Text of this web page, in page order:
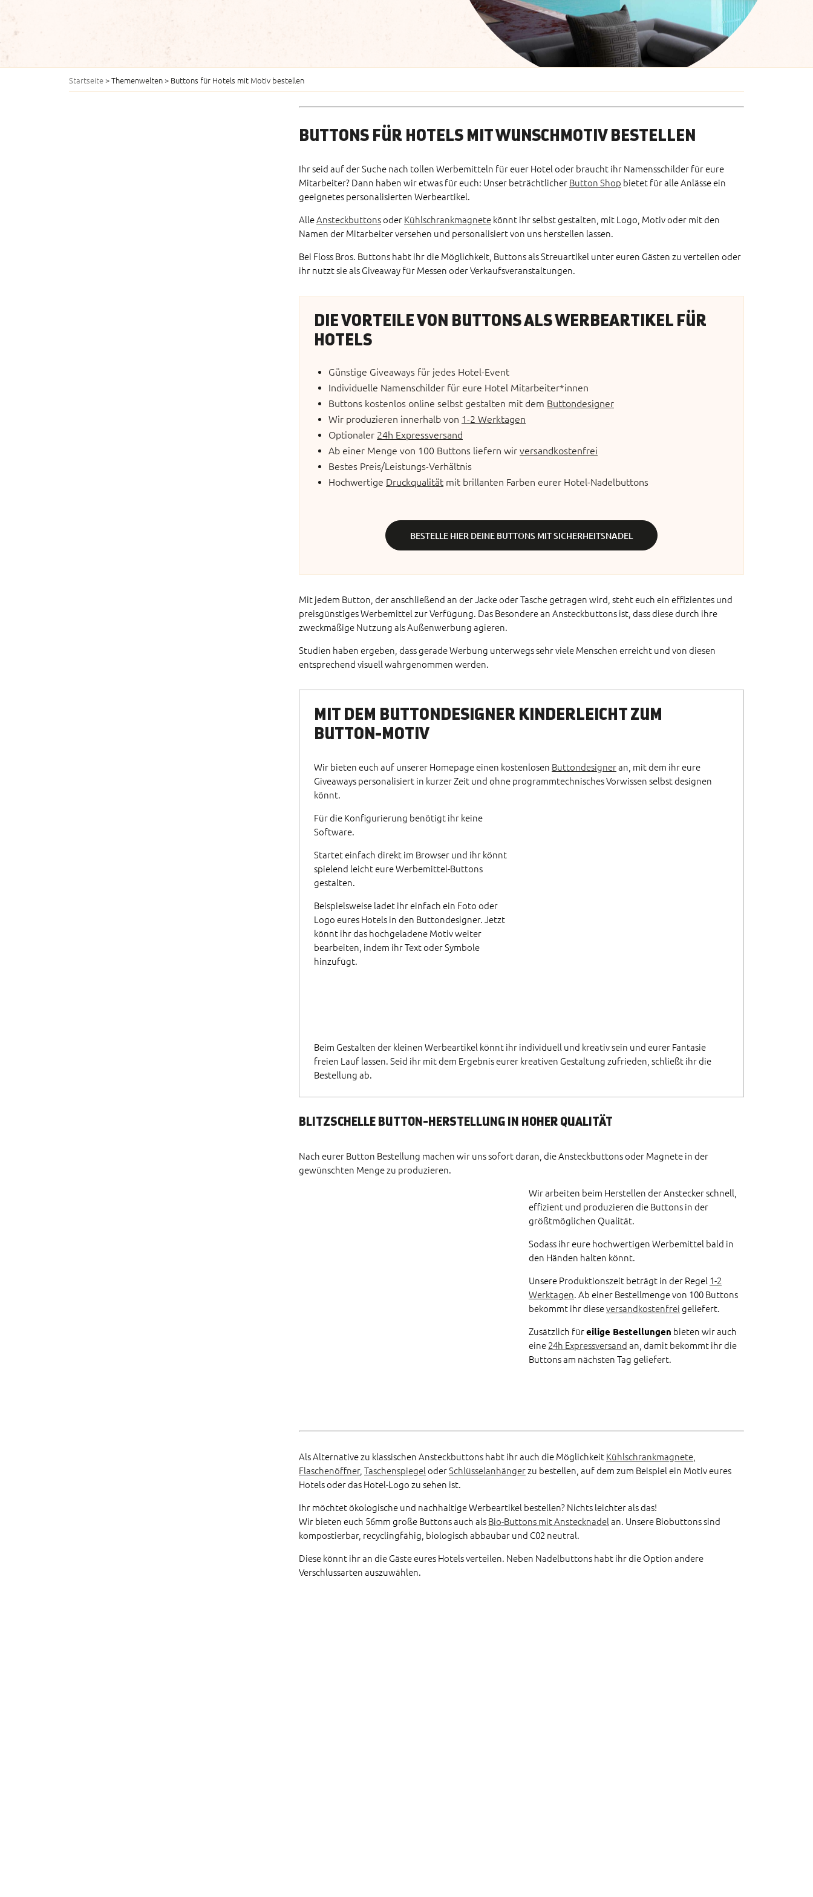
Startseite > Themenwelten > Buttons für Hotels mit Motiv bestellen
BUTTONS FÜR HOTELS MIT WUNSCHMOTIV BESTELLEN
Ihr seid auf der Suche nach tollen Werbemitteln für euer Hotel oder braucht ihr Namensschilder für eure
Mitarbeiter? Dann haben wir etwas für euch: Unser beträchtlicher Button Shop bietet für alle Anlässe ein
geeignetes personalisierten Werbeartikel.
AlleAnsteckbuttonsoder Kühlschrankmagnete könnt ihr selbst gestalten, mit Logo, Motiv oder mit den
Namen der Mitarbeiter versehen und personalisiert von uns herstellen lassen.
Bei Floss Bros. Buttons habt ihr die Möglichkeit, Buttons als Streuartikel unter euren Gästen zu verteilen oder
ihr nutzt sie als Giveaway für Messen oder Verkaufsveranstaltungen.
DIE VORTEILE VON BUTTONS ALS WERBEARTIKEL FÜR
HOTELS
Günstige Giveaways für jedes Hotel-Event
Individuelle Namenschilder für eure Hotel Mitarbeiter*innen
Buttons kostenlos online selbst gestalten mit dem Buttondesigner
Wir produzieren innerhalb von 1-2 Werktagen
Optionaler 24h Expressversand
Ab einer Menge von 100 Buttons liefern wir versandkostenfrei
Bestes Preis/Leistungs-Verhältnis
Hochwertige Druckqualität mit brillanten Farben eurer Hotel-Nadelbuttons
BESTELLE HIER DEINE BUTTONS MIT SICHERHEITSNADEL
Mit jedem Button, der anschließend an der Jacke oder Tasche getragen wird, steht euch ein effizientes und
preisgünstiges Werbemittel zur Verfügung. Das Besondere an Ansteckbuttons ist, dass diese durch ihre
zweckmäßige Nutzung als Außenwerbung agieren.
Studien haben ergeben, dass gerade Werbung unterwegs sehr viele Menschen erreicht und von diesen
entsprechend visuell wahrgenommen werden.
MIT DEM BUTTONDESIGNER KINDERLEICHT ZUM
BUTTON-MOTIV
Wir bieten euch auf unserer Homepage einen kostenlosen Buttondesigneran, mit dem ihr eure
Giveaways personalisiert in kurzer Zeit und ohne programmtechnisches Vorwissen selbst designen
könnt.
Für die Konfigurierung benötigt ihr keine
Software.
Startet einfach direkt im Browser und ihr könnt
spielend leicht eure Werbemittel-Buttons
gestalten.
Beispielsweise ladet ihr einfach ein Foto oder
Logo eures Hotels in den Buttondesigner. Jetzt
könnt ihr das hochgeladene Motiv weiter
bearbeiten, indem ihr Text oder Symbole
hinzufügt.
Beim Gestalten der kleinen Werbeartikel könnt ihr individuell und kreativ sein und eurer Fantasie
freien Lauf lassen. Seid ihr mit dem Ergebnis eurer kreativen Gestaltung zufrieden, schließt ihr die
Bestellung ab.
BLITZSCHELLE BUTTON-HERSTELLUNG IN HOHER QUALITÄT
Nach eurer Button Bestellung machen wir uns sofort daran, die Ansteckbuttons oder Magnete in der
gewünschten Menge zu produzieren.
Wir arbeiten beim Herstellen der Anstecker schnell,
effizient und produzieren die Buttons in der
größtmöglichen Qualität.
Sodass ihr eure hochwertigen Werbemittel bald in
den Händen halten könnt.
Unsere Produktionszeit beträgt in der Regel 1-2
Werktagen. Ab einer Bestellmenge von 100 Buttons
bekommt ihr dieseversandkostenfrei geliefert.
Zusätzlich füreilige Bestellungen bieten wir auch
eine 24h Expressversand an, damit bekommt ihr die
Buttons am nächsten Tag geliefert.
Als Alternative zu klassischen Ansteckbuttons habt ihr auch die Möglichkeit Kühlschrankmagnete
Flaschenöffner, Taschenspiegel oderSchlüsselanhängerzu bestellen, auf dem zum Beispiel ein Motiv eures
Hotels oder das Hotel-Logo zu sehen ist.
Ihr möchtet ökologische und nachhaltige Werbeartikel bestellen? Nichts leichter als das!
Wir bieten euch 56mm große Buttons auch als Bio-Buttons mit Anstecknadel an. Unsere Biobuttons sind
kompostierbar, recyclingfähig, biologisch abbaubar und C02 neutral.
Diese könnt ihr an die Gäste eures Hotels verteilen. Neben Nadelbuttons habt ihr die Option andere
Verschlussarten auszuwählen.